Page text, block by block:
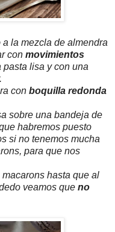
la mezcla de almendra
con movimientos
pasta lisa y con una
con boquilla redonda
sobre una bandeja de
habremos puesto
si no tenemos mucha
para que nos
hasta que al
veamos que no